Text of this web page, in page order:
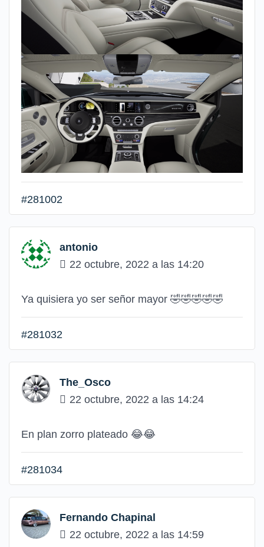
#281002
antonio
22 octubre, 2022 a las 14:20
Ya quisiera yo ser señor mayor 🤣🤣🤣🤣🤣
#281032
The_Osco
22 octubre, 2022 a las 14:24
En plan zorro plateado 😂😂
#281034
Fernando Chapinal
22 octubre, 2022 a las 14:59